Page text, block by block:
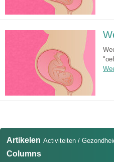
Artikelen Activiteiten /
Columns